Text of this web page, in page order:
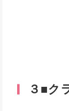
３■ク